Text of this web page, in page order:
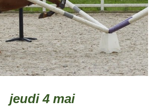
jeudi 4 mai